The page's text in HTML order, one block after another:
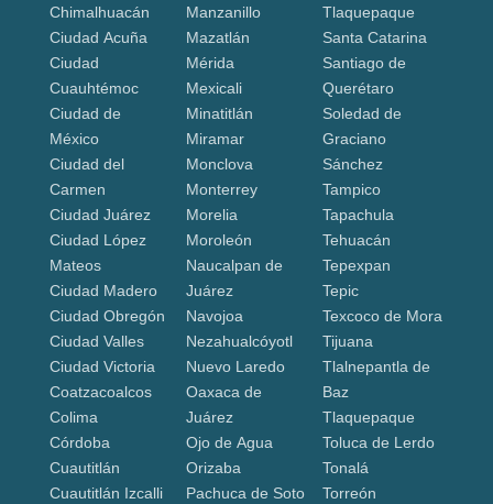
Chimalhuacán
Ciudad Acuña
Ciudad
Cuauhtémoc
Ciudad de
México
Ciudad del
Carmen
Ciudad Juárez
Ciudad López
Mateos
Ciudad Madero
Ciudad Obregón
Ciudad Valles
Ciudad Victoria
Coatzacoalcos
Colima
Córdoba
Cuautitlán
Cuautitlán Izcalli
Manzanillo
Mazatlán
Mérida
Mexicali
Minatitlán
Miramar
Monclova
Monterrey
Morelia
Moroleón
Naucalpan de
Juárez
Navojoa
Nezahualcóyotl
Nuevo Laredo
Oaxaca de
Juárez
Ojo de Agua
Orizaba
Pachuca de Soto
Tlaquepaque
Santa Catarina
Santiago de
Querétaro
Soledad de
Graciano
Sánchez
Tampico
Tapachula
Tehuacán
Tepexpan
Tepic
Texcoco de Mora
Tijuana
Tlalnepantla de
Baz
Tlaquepaque
Toluca de Lerdo
Tonalá
Torreón